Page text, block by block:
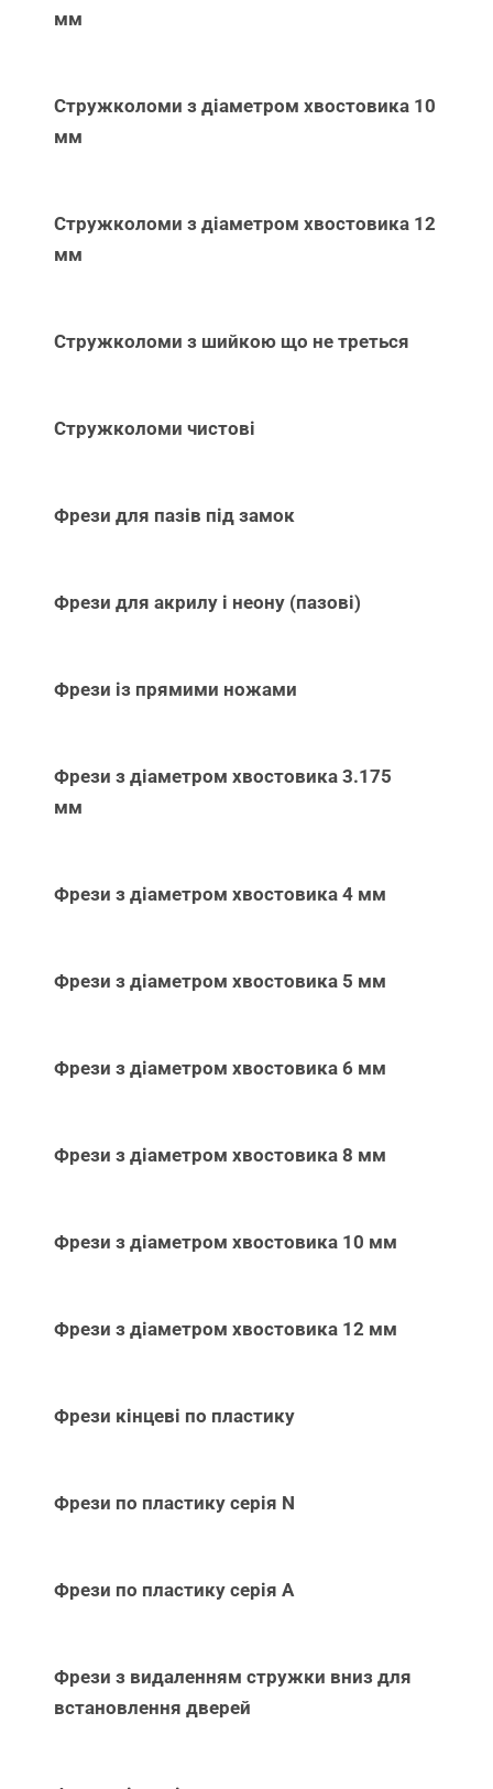
мм
Стружколоми з діаметром хвостовика 10
мм
Стружколоми з діаметром хвостовика 12
мм
Стружколоми з шийкою що не треться
Стружколоми чистові
Фрези для пазів під замок
Фрези для акрилу і неону (пазові)
Фрези із прямими ножами
Фрези з діаметром хвостовика 3.175
мм
Фрези з діаметром хвостовика 4 мм
Фрези з діаметром хвостовика 5 мм
Фрези з діаметром хвостовика 6 мм
Фрези з діаметром хвостовика 8 мм
Фрези з діаметром хвостовика 10 мм
Фрези з діаметром хвостовика 12 мм
Фрези кінцеві по пластику
Фрези по пластику серія N
Фрези по пластику серія А
Фрези з видаленням стружки вниз для
встановлення дверей